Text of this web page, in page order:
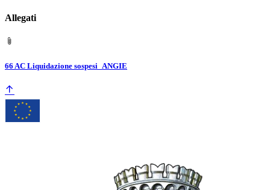
Allegati
66 AC Liquidazione sospesi_ANGIE